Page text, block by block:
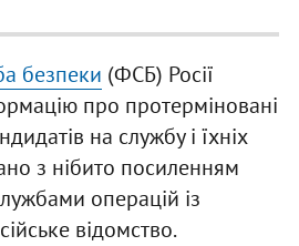
безпеки (ФСБ) Росії
про протерміновані
на службу і їхніх
з нібито посиленням
операцій із
відомство.